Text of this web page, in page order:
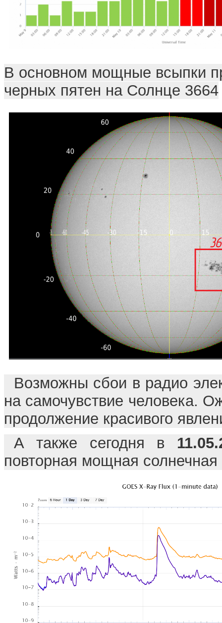
В основном мощные всыпки
черных пятен на Солнце 3664
Возможны сбои в радио
на самочувствие человека.
продолжение красивого
А также сегодня в
повторная мощная